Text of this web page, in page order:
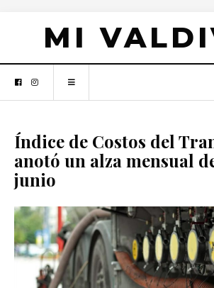
MI
Índice de Costos del
anotó un alza mensual
junio